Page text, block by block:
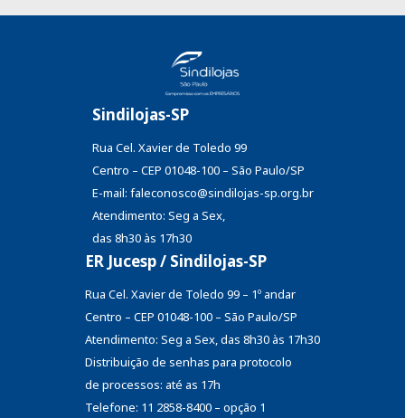
Sindilojas-SP
Rua Cel. Xavier de Toledo 99
Centro – CEP 01048-100 – São Paulo/SP
E-mail: faleconosco@sindilojas-sp.org.br
Atendimento: Seg a Sex,
das 8h30 às 17h30
ER Jucesp / Sindilojas-SP
Rua Cel. Xavier de Toledo 99 – 1º andar
Centro – CEP 01048-100 – São Paulo/SP
Atendimento: Seg a Sex, das 8h30 às 17h30
Distribuição de senhas para protocolo
de processos: até as 17h
Telefone: 11 2858-8400 – opção 1